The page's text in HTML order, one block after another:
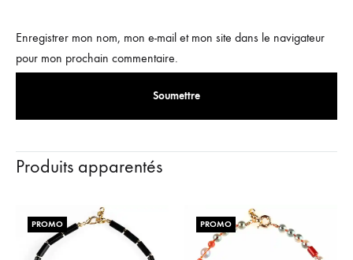
Enregistrer mon nom, mon e-mail et mon site dans le navigateur
pour mon prochain commentaire.
Produits apparentés
PROMO PROMO